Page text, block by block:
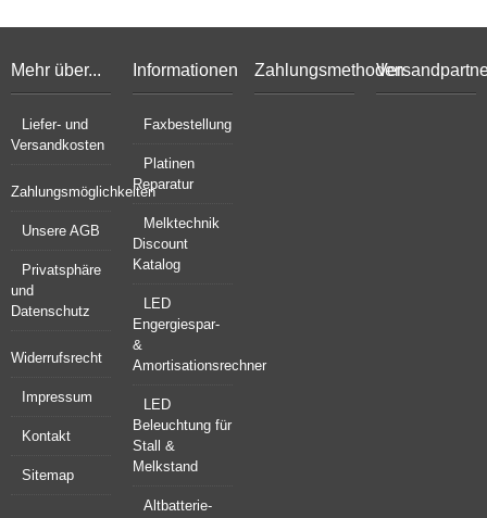
Mehr über...
Liefer- und
Versandkosten
Zahlungsmöglichkeiten
Unsere AGB
Privatsphäre
und
Datenschutz
Widerrufsrecht
Impressum
Kontakt
Sitemap
Informationen
Faxbestellung
Platinen
Reparatur
Melktechnik
Discount
Katalog
LED
Engergiespar-
&
Amortisationsrechner
LED
Beleuchtung für
Stall &
Melkstand
Altbatterie-
Zahlungsmethoden